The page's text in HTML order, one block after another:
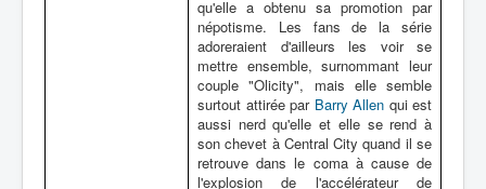
qu'elle a obtenu sa promotion par
népotisme. Les fans de la série
adoreraient d'ailleurs les voir se
mettre ensemble, surnommant leur
couple "Olicity", mais elle semble
surtout attirée par Barry Allen qui est
aussi nerd qu'elle et elle se rend à
son chevet à Central City quand il se
retrouve dans le coma à cause de
l'explosion de l'accélérateur de